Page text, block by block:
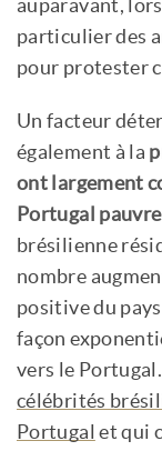
auparavant,
particulier des
pour protester
Un facteur
également à la
ont largement
Portugal
brésilienne
nombre
positive du
façon
vers le
célébrités
Portugal et qui